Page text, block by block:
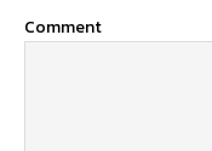
Comment